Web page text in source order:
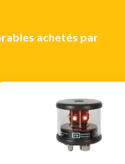
achetés par